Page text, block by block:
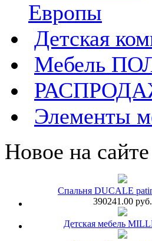
Европы
Детская
Мебель
Элементы
Новое на сайте
Спальня DUCALE
390241.00 руб.
Детская мебель